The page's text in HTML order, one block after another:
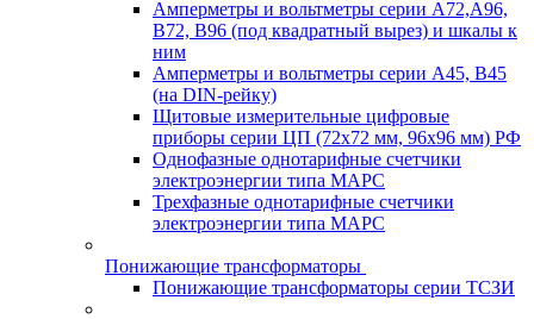
Амперметры и вольтметры серии А72,А96,
В72, В96 (под квадратный вырез) и шкалы к
ним
Амперметры и вольтметры серии А45, В45
(на DIN-рейку)
Щитовые измерительные цифровые
приборы серии ЦП (72х72 мм, 96х96 мм) РФ
Однофазные однотарифные счетчики
электроэнергии типа МАРС
Трехфазные однотарифные счетчики
электроэнергии типа МАРС
Понижающие трансформаторы
Понижающие трансформаторы серии ТСЗИ